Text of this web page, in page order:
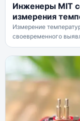
Инженеры MIT
измерения
Измерение
своевременного